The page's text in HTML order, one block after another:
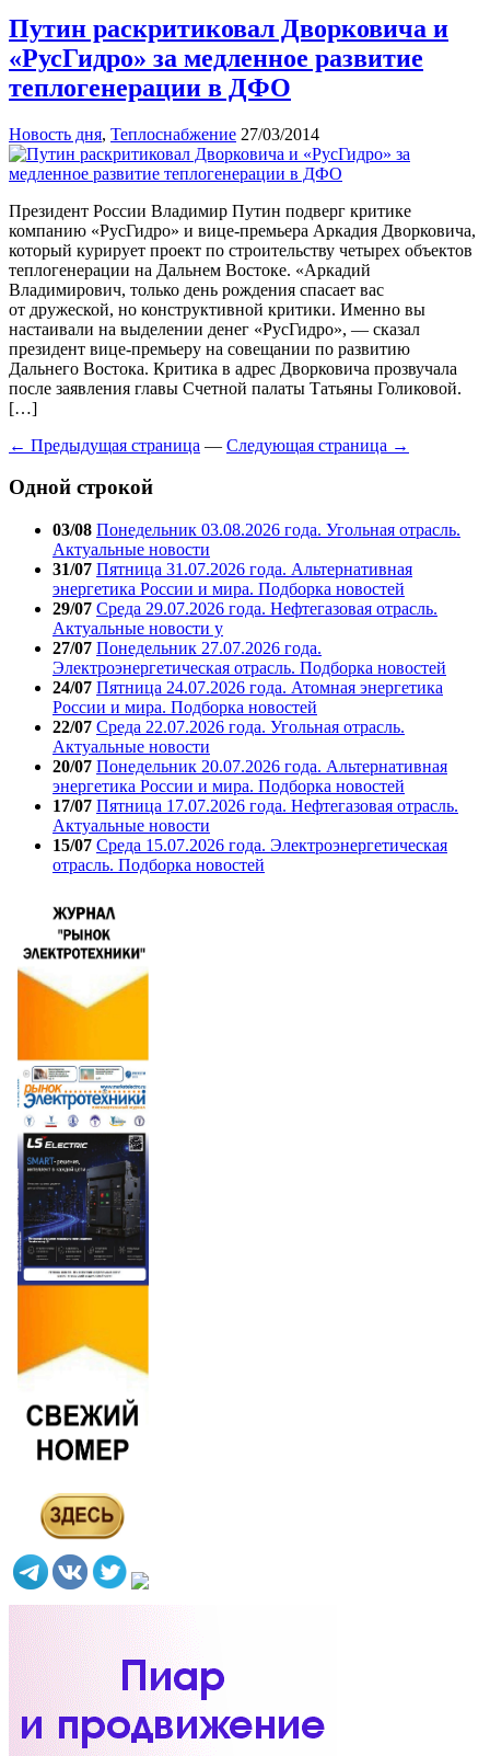
Путин раскритиковал Дворковича и
«РусГидро» за медленное развитие
теплогенерации в ДФО
Новость дня, Теплоснабжение 27/03/2014
Президент России Владимир Путин подверг критике
компанию «РусГидро» и вице-премьера Аркадия Дворковича,
который курирует проект по строительству четырех объектов
теплогенерации на Дальнем Востоке. «Аркадий
Владимирович, только день рождения спасает вас
от дружеской, но конструктивной критики. Именно вы
настаивали на выделении денег «РусГидро», — сказал
президент вице-премьеру на совещании по развитию
Дальнего Востока. Критика в адрес Дворковича прозвучала
после заявления главы Счетной палаты Татьяны Голиковой.
[…]
← Предыдущая страница — Следующая страница →
Одной строкой
03/08 Понедельник 03.08.2026 года. Угольная отрасль.
Актуальные новости
31/07 Пятница 31.07.2026 года. Альтернативная
энергетика России и мира. Подборка новостей
29/07 Среда 29.07.2026 года. Нефтегазовая отрасль.
Актуальные новости у
27/07 Понедельник 27.07.2026 года.
Электроэнергетическая отрасль. Подборка новостей
24/07 Пятница 24.07.2026 года. Атомная энергетика
России и мира. Подборка новостей
22/07 Среда 22.07.2026 года. Угольная отрасль.
Актуальные новости
20/07 Понедельник 20.07.2026 года. Альтернативная
энергетика России и мира. Подборка новостей
17/07 Пятница 17.07.2026 года. Нефтегазовая отрасль.
Актуальные новости
15/07 Среда 15.07.2026 года. Электроэнергетическая
отрасль. Подборка новостей